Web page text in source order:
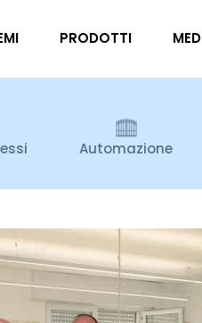
PRODOTTI
Automazione